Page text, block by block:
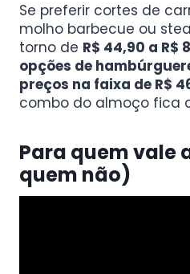
Se preferir cortes de
molho barbecue ou
torno de R$ 44,90 a R$
opções de
preços na faixa de R$
combo do almoço fica
Para quem vale
quem não)